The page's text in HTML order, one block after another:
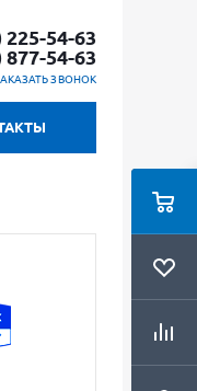
225-54-63
877-54-63
ЗВОНОК